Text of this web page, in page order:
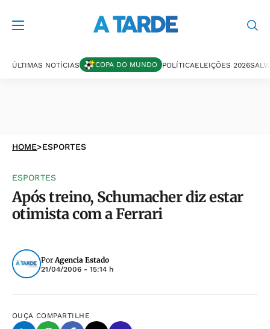
ÚLTIMAS NOTÍCIAS COPA DO MUNDO POLÍTICAELEIÇÕES 2026
HOME>ESPORTES
ESPORTES
Após treino, Schumacher diz estar
otimista com a Ferrari
PorAgencia Estado
21/04/2006 - 15:14 h
OUÇA COMPARTILHE